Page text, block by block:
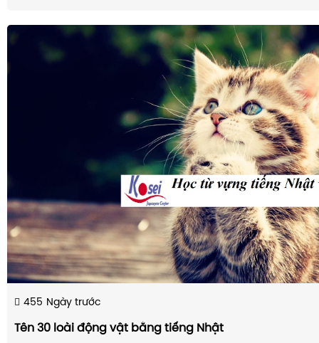
455 Ngày trước
Tên 30 loài động vật bằng tiếng Nhật